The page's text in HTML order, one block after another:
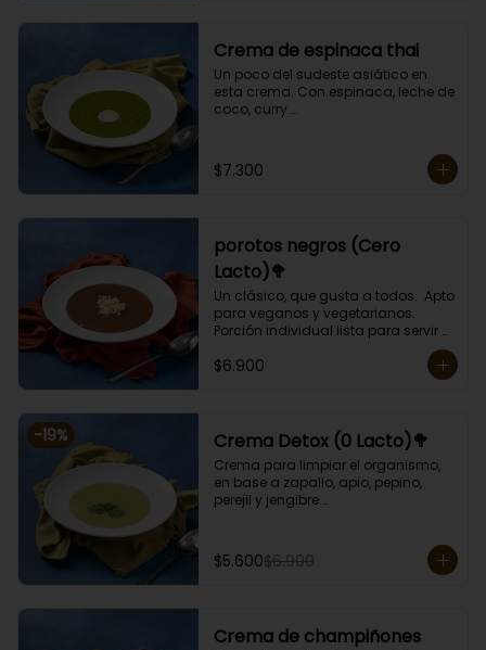
Crema de espinaca thai
Un poco del sudeste asiático en
esta crema. Con espinaca, leche de
coco, curry.
de 400 grs.
$7.300
porotos negros (Cero
Lacto)🥦
Un clásico, que gusta a todos.  Apto
para veganos y vegetarianos.
Porción individual lista para servir
$6.900
-19% Crema Detox (0 Lacto)🥦
Crema para limpiar el organismo,
en base a zapallo, apio, pepino,
perejil y jengibre.
de 400 grs.
$5.600$6.900
Crema de champiñones